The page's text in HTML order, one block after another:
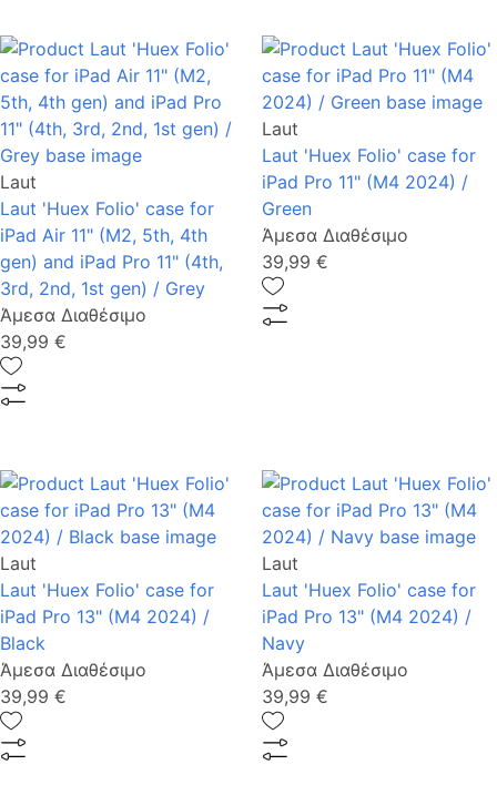
Laut
Laut 'Huex Folio' case for
iPad Air 11" (M2, 5th, 4th
gen) and iPad Pro 11" (4th,
3rd, 2nd, 1st gen) / Grey
Άμεσα Διαθέσιμο
39,99 €
Laut
Laut 'Huex Folio' case for
iPad Pro 11" (M4 2024) /
Green
Άμεσα Διαθέσιμο
39,99 €
Laut
Laut 'Huex Folio' case for
iPad Pro 13" (M4 2024) /
Black
Άμεσα Διαθέσιμο
39,99 €
Laut
Laut 'Huex Folio' case for
iPad Pro 13" (M4 2024) /
Navy
Άμεσα Διαθέσιμο
39,99 €